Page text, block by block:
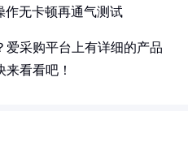
作无卡顿再通气测试
爱采购平台上有详细的产品
看看吧！